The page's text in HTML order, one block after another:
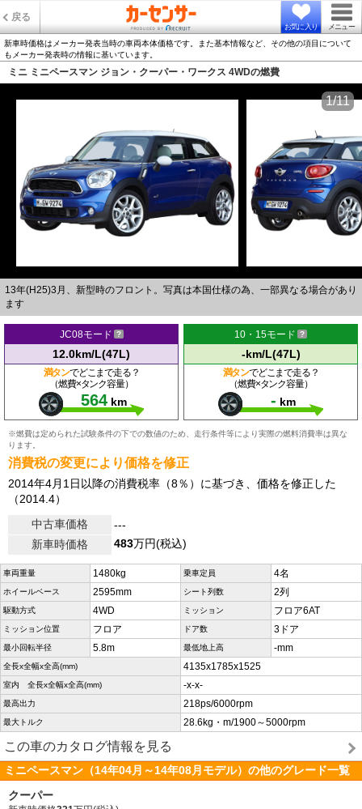
戻る
お気に入り メニュー
新車時価格はメーカー発表当時の車両本体価格です。また基本情報など、その他の項目について
もメーカー発表時の情報に基いています。
ミニ ミニペースマン ジョン・クーパー・ワークス 4WDの燃費
13年(H25)3月、新型時のフロント。写真は本国仕様の為、一部異なる場合があり
ます
1/11
JC08モード
12.0km/L(47L)
満タンでどこまで走る？
（燃費×タンク容量）
564 km
10・15モード
-km/L(47L)
満タンでどこまで走る？
（燃費×タンク容量）
- km
※燃費は定められた試験条件の下での数値のため、走行条件等により実際の燃料消費率は異な
ります。
消費税の変更により価格を修正
2014年4月1日以降の消費税率（8％）に基づき、価格を修正した
（2014.4）
中古車価格
---
新車時価格
483万円(税込)
車両重量 1480kg 乗車定員 4名
ホイールベース 2595mm シート列数 2列
駆動方式 4WD ミッション フロア6AT
ミッション位置 フロア ドア数 3ドア
最小回転半径 5.8m 最低地上高 -mm
全長x全幅x全高(mm) 4135x1785x1525
室内 全長x全幅x全高(mm) -x-x-
最高出力 218ps/6000rpm
最大トルク 28.6kg・m/1900～5000rpm
この車のカタログ情報を見る
ミニペースマン（14年04月～14年08月モデル）の他のグレード一覧
クーパー